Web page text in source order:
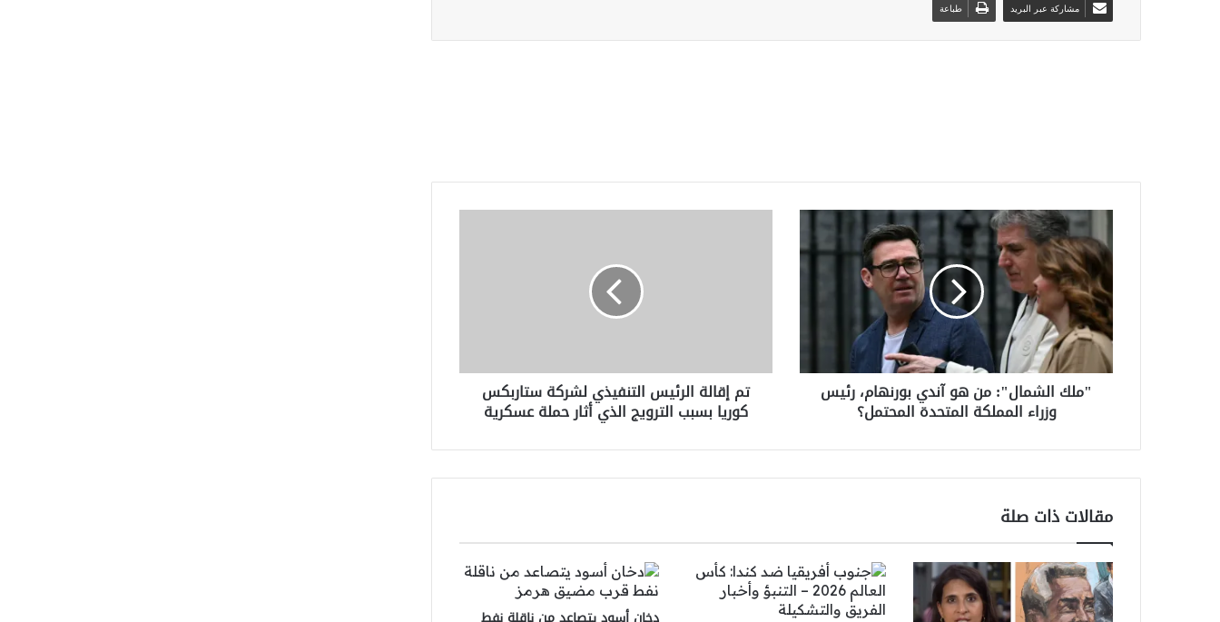
مشاركة عبر البريد طباعة
"ملك
الشمال":
من
هو
آندي
بورنهام،
رئيس
وزراء
المملكة
المتحدة
المحتمل؟
"ملك الشمال": من هو آندي بورنهام، رئيس
وزراء المملكة المتحدة المحتمل؟
الترويج
الذي
عسكرية
تم إقالة الرئيس التنفيذي لشركة ستاربكس
كوريا بسبب الترويج الذي أثار حملة عسكرية
مقالات ذات صلة